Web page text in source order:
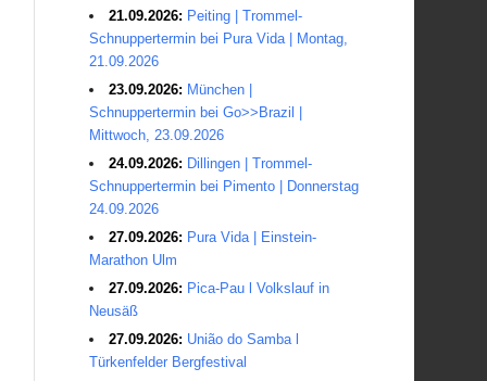
21.09.2026: Peiting | Trommel-
Schnuppertermin bei Pura Vida | Montag,
21.09.2026
23.09.2026: München |
Schnuppertermin bei Go>>Brazil |
Mittwoch, 23.09.2026
24.09.2026: Dillingen | Trommel-
Schnuppertermin bei Pimento | Donnerstag
24.09.2026
27.09.2026: Pura Vida | Einstein-
Marathon Ulm
27.09.2026: Pica-Pau l Volkslauf in
Neusäß
27.09.2026: União do Samba l
Türkenfelder Bergfestival